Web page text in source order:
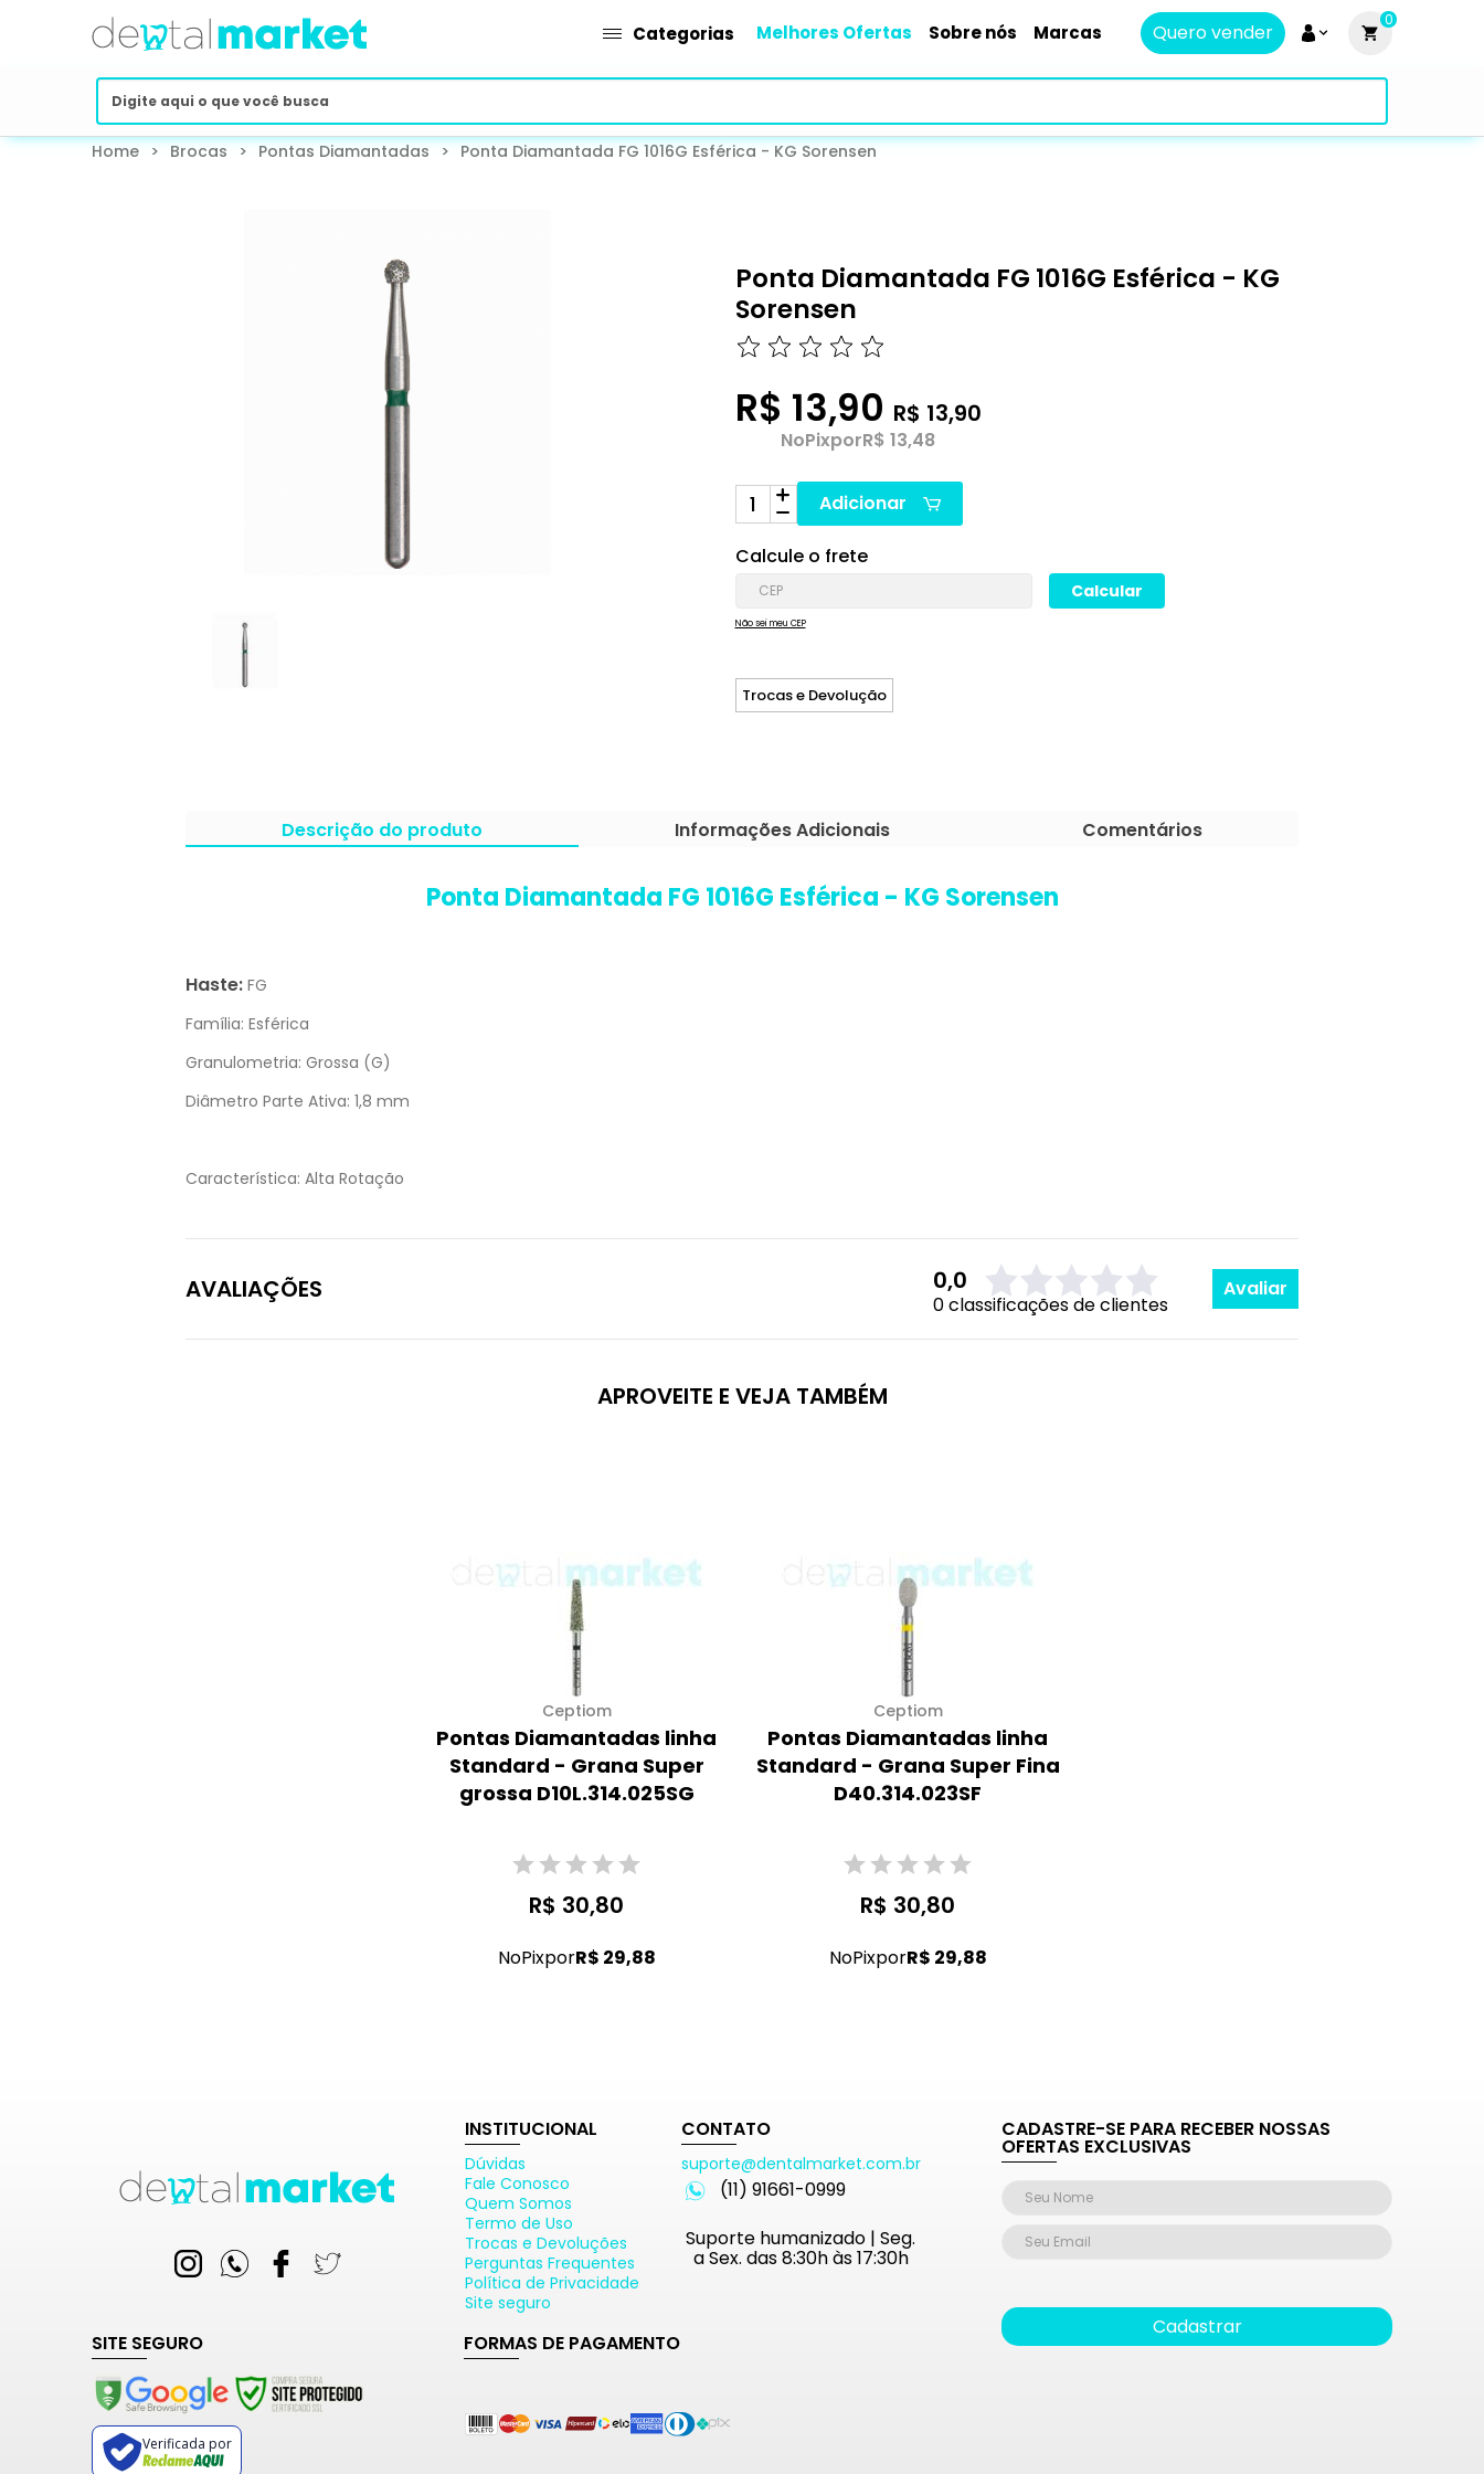
Categorias Melhores Ofertas Sobre nós Marcas Quero vender
0
Home > Brocas > Pontas Diamantadas > Ponta Diamantada FG 1016G Esférica - KG Sorensen
Ponta Diamantada FG 1016G Esférica - KG
Sorensen
R$ 13,90 R$ 13,90
NoPixporR$ 13,48
Adicionar
Calcule o frete
Não sei meu CEP
Trocas e Devolução
Descrição do produto Informações Adicionais Comentários
Ponta Diamantada FG 1016G Esférica - KG Sorensen
Haste: FG
Família: Esférica
Granulometria: Grossa (G)
Diâmetro Parte Ativa: 1,8 mm
Característica: Alta Rotação
AVALIAÇÕES 0,0
0 classificações de clientes
Avaliar
APROVEITE E VEJA TAMBÉM
Ceptiom
Pontas Diamantadas linha
Standard - Grana Super
grossa D10L.314.025SG
R$ 30,80
NoPixporR$ 29,88
Ceptiom
Pontas Diamantadas linha
Standard - Grana Super Fina
D40.314.023SF
R$ 30,80
NoPixporR$ 29,88
INSTITUCIONAL
Dúvidas
Fale Conosco
Quem Somos
Termo de Uso
Trocas e Devoluções
Perguntas Frequentes
Política de Privacidade
Site seguro
CONTATO
suporte@dentalmarket.com.br
(11) 91661-0999
Suporte humanizado | Seg.
a Sex. das 8:30h às 17:30h
SITE SEGURO
Verificada por
FORMAS DE PAGAMENTO
CADASTRE-SE PARA RECEBER NOSSAS
OFERTAS EXCLUSIVAS
Cadastrar